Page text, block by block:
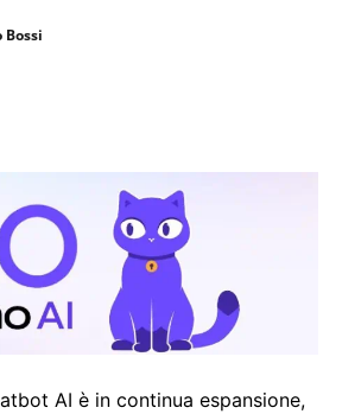
AI è in continua espansione,